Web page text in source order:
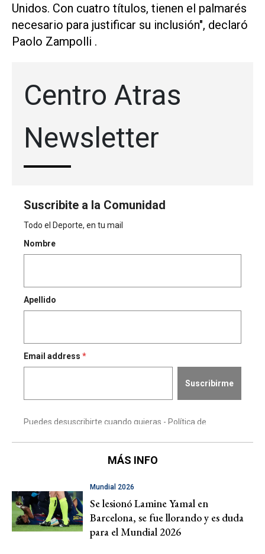
Unidos. Con cuatro títulos, tienen el palmarés
necesario para justificar su inclusión", declaró
Paolo Zampolli .
MÁS INFO
Mundial 2026
Se lesionó Lamine Yamal en
Barcelona, se fue llorando y es duda
para el Mundial 2026